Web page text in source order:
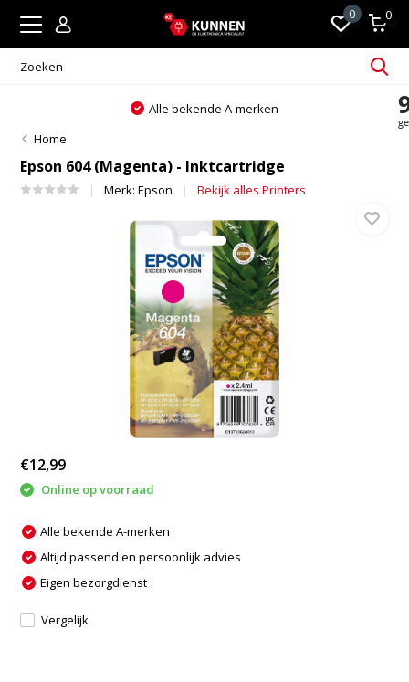
0 0
Alle bekende A-merken
Home
Epson 604 (Magenta) - Inktcartridge
Merk:Epson Bekijk alles Printers
€12,99
Online op voorraad
Alle bekende A-merken
Altijd passend en persoonlijk advies
Eigen bezorgdienst
Vergelijk